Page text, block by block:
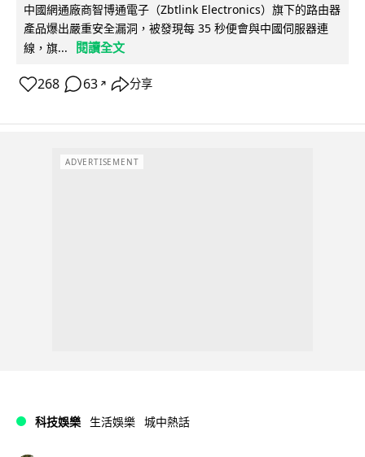
中國網通廠商智博通電子（Zbtlink Electronics）旗下的路由器
產品爆出嚴重安全漏洞，被發現每 35 秒便會與中國伺服器連
線，旗...
閱讀全文
268 63 ↗ 分享
ADVERTISEMENT
科技娛樂 生活娛樂 城中熱話